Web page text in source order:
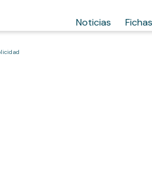
Noticias Fichas